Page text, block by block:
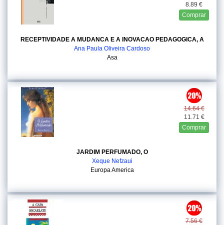
8.89 €
Comprar
RECEPTIVIDADE A MUDANCA E A INOVACAO PEDAGOGICA, A
Ana Paula Oliveira Cardoso
Asa
14.64 €
11.71 €
Comprar
JARDIM PERFUMADO, O
Xeque Nefzaui
Europa America
7.56 €